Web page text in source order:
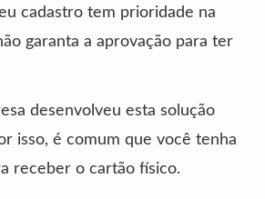
cadastro tem prioridade na
garanta a aprovação para ter
desenvolveu esta solução
isso, é comum que você tenha
receber o cartão físico.